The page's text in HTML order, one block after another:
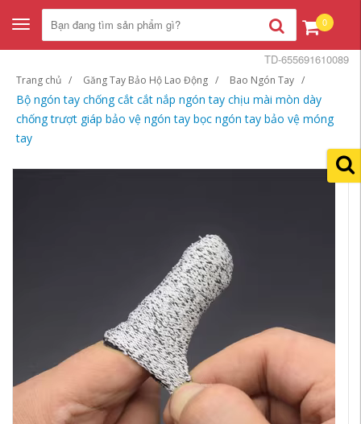
Toggle
navigation
0
Trang chủ Găng Tay Bảo Hộ Lao Động Bao Ngón Tay
Bộ ngón tay chống cắt cắt nắp ngón tay chịu mài mòn dày
chống trượt giáp bảo vệ ngón tay bọc ngón tay bảo vệ móng
tay
TD-655691610089